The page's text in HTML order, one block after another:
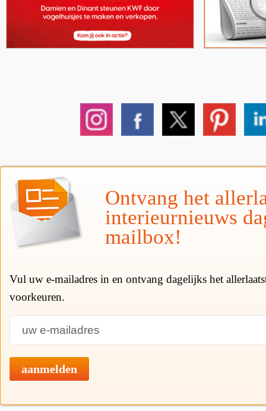
Ontvang het
interieurnieuws
mailbox!
Vul uw e-mailadres in en ontvang dagelijks het
voorkeuren.
aanmelden